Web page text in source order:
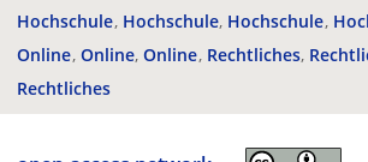
Hochschule Hochschule Hochschule
Online Online Online Rechtliches
Rechtliches